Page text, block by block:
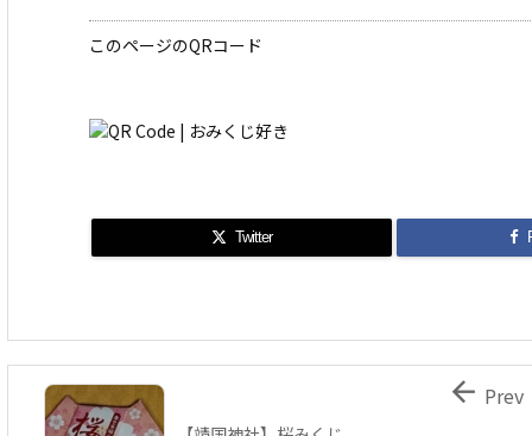
このページのQRコード
Twitter
 Prev